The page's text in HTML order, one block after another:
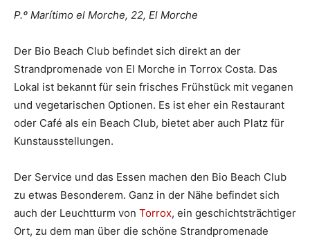
P.º Marítimo el Morche, 22, El Morche
Der Bio Beach Club befindet sich direkt an der
Strandpromenade von El Morche in Torrox Costa. Das
Lokal ist bekannt für sein frisches Frühstück mit veganen
und vegetarischen Optionen. Es ist eher ein Restaurant
oder Café als ein Beach Club, bietet aber auch Platz für
Kunstausstellungen.
Der Service und das Essen machen den Bio Beach Club
zu etwas Besonderem. Ganz in der Nähe befindet sich
auch der Leuchtturm von Torrox, ein geschichtsträchtiger
Ort, zu dem man über die schöne Strandpromenade